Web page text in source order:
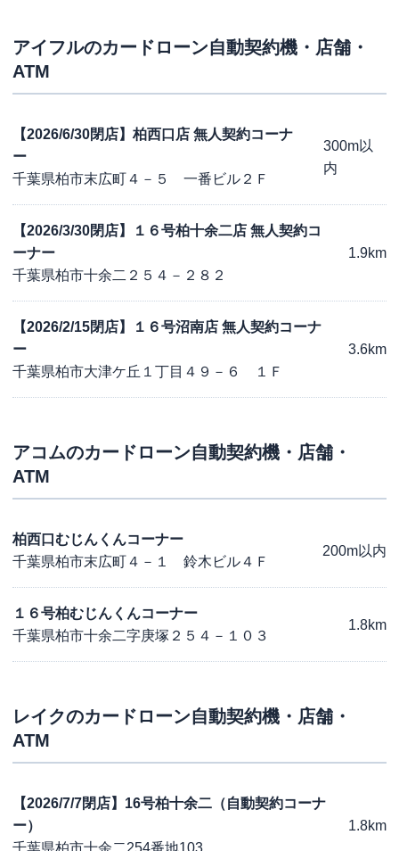
アイフルのカードローン自動契約機・店舗・
ATM
【2026/6/30閉店】柏西口店 無人契約コーナ
ー
千葉県柏市末広町４－５ 一番ビル２Ｆ
300m以
内
【2026/3/30閉店】１６号柏十余二店 無人契約コ
ーナー
千葉県柏市十余二２５４－２８２
1.9km
【2026/2/15閉店】１６号沼南店 無人契約コーナ
ー
千葉県柏市大津ケ丘１丁目４９－６ １Ｆ
3.6km
アコムのカードローン自動契約機・店舗・
ATM
柏西口むじんくんコーナー
千葉県柏市末広町４－１ 鈴木ビル４Ｆ
200m以内
１６号柏むじんくんコーナー
千葉県柏市十余二字庚塚２５４－１０３
1.8km
レイクのカードローン自動契約機・店舗・
ATM
【2026/7/7閉店】16号柏十余二（自動契約コーナ
ー）
千葉県柏市十余二254番地103
1.8km